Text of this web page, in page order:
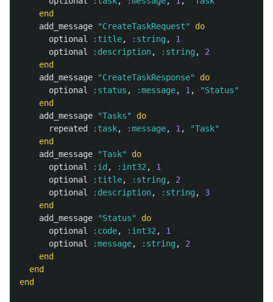
end
add_message
"CreateTaskRequest"
do
optional
:title, :string ,
1
optional
:description, :string ,
2
end
add_message
"CreateTaskResponse"
do
optional
:status , :message, 1 ,
"Status"
end
add_message
"Tasks"
do
repeated
:task, :message, 1 ,
"Task"
end
add_message
"Task"
do
optional
:id , :int32 ,
1
optional
:title, :string ,
2
optional
:description, :string ,
3
end
add_message
"Status"
do
optional
:code, :int32 ,
1
optional
:message, :string ,
2
end
end
end